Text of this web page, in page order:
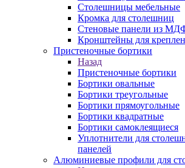
Столешницы мебельные
Кромка для столешниц
Стеновые панели из
Кронштейны для
Пристеночные бортики
Назад
Пристеночные бортики
Бортики овальные
Бортики треугольные
Бортики прямоугольные
Бортики квадратные
Бортики самоклеящиеся
Уплотнители для
панелей
Алюминиевые профили для